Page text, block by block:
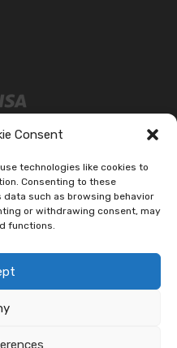
Consent
technologies like cookies to
Consenting to these
such as browsing behavior
or withdrawing consent, may
functions.
| Icons made by